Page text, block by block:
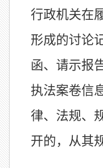
行政机关在
形成的讨论
函、请示报
执法案卷信
律、法规、
开的，从其